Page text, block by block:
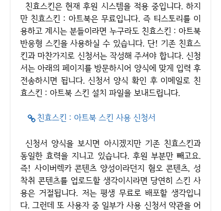
친효스킨은 현재 후원 시스템을 적용 중입니다. 하지
만 친효스킨 : 아트북은 무료입니다. 즉 티스토리를 이
용하고 계시는 분들이라면 누구라도 친효스킨 : 아트북
반응형 스킨을 사용하실 수 있습니다. 단! 기존 친효스
킨과 마찬가지로 신청서는 작성해 주셔야 합니다. 신청
서는 아래의 페이지를 방문하시어 양식에 맞게 입력 후
전송하시면 됩니다. 신청서 양식 확인 후 이메일로 친
효스킨 : 아트북 스킨 설치 파일을 보내드립니다.
친효스킨 : 아트북 스킨 사용 신청서
신청서 양식을 보시면 아시겠지만 기존 친효스킨과
동일한 효력을 지니고 있습니다. 후원 부분만 빼고요.
즉! 사이버렉카 콘텐츠 양성이라던지 혐오 콘텐츠, 성
착취 콘텐츠를 업로드할 생각이시라면 당연히 스킨 사
용은 거절됩니다. 저는 평생 무료로 배포할 생각입니
다. 그런데 또 사용자 중 일부가 사용 신청서 약관을 어